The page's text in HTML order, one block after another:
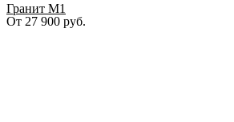
Гранит М1
От 27 900 руб.